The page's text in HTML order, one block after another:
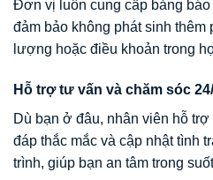
Đơn vị luôn cung cấp bảng
đảm bảo không phát sinh thêm
lượng hoặc điều khoản trong
Hỗ trợ tư vấn và chăm sóc
Dù bạn ở đâu, nhân viên hỗ
đáp thắc mắc và cập nhật tình
trình, giúp bạn an tâm trong